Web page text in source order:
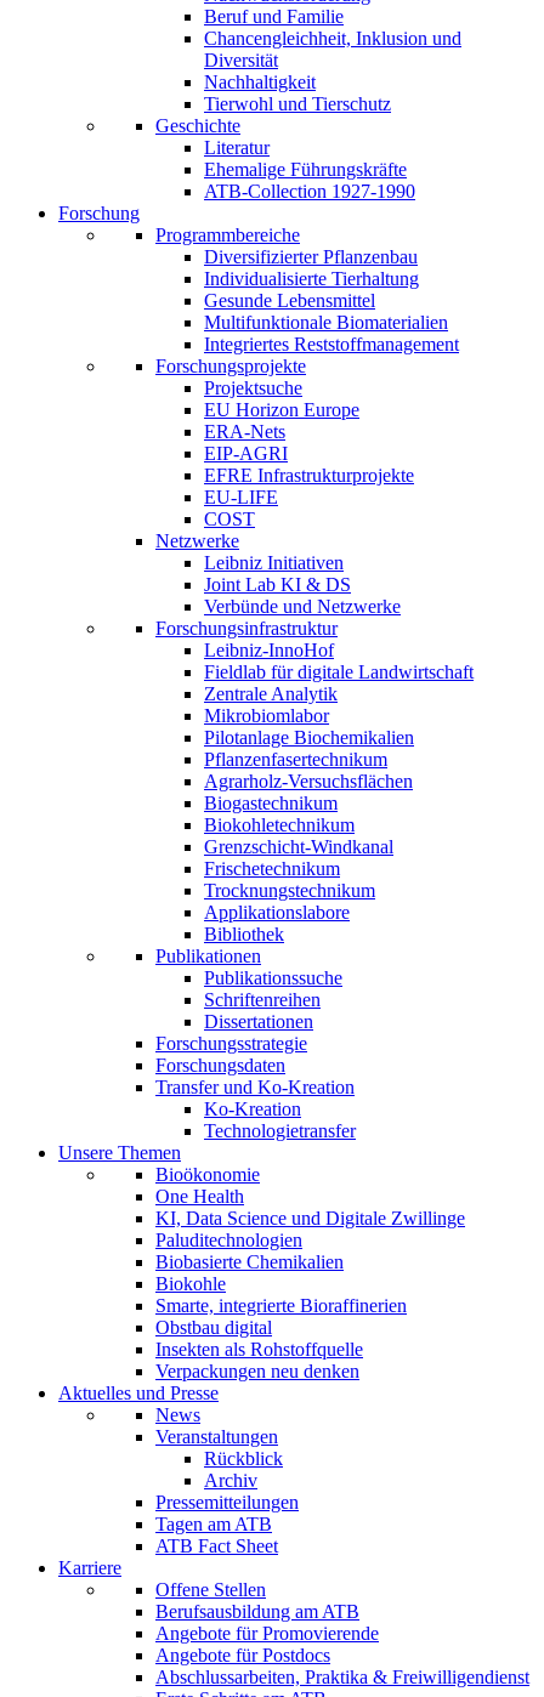
Beruf und Familie
Chancengleichheit, Inklusion und
Diversität
Nachhaltigkeit
Tierwohl und Tierschutz
Geschichte
Literatur
Ehemalige Führungskräfte
ATB-Collection 1927-1990
Forschung
Programmbereiche
Diversifizierter Pflanzenbau
Individualisierte Tierhaltung
Gesunde Lebensmittel
Multifunktionale Biomaterialien
Integriertes Reststoffmanagement
Forschungsprojekte
Projektsuche
EU Horizon Europe
ERA-Nets
EIP-AGRI
EFRE Infrastrukturprojekte
EU-LIFE
COST
Netzwerke
Leibniz Initiativen
Joint Lab KI & DS
Verbünde und Netzwerke
Forschungsinfrastruktur
Leibniz-InnoHof
Fieldlab für digitale Landwirtschaft
Zentrale Analytik
Mikrobiomlabor
Pilotanlage Biochemikalien
Pflanzenfasertechnikum
Agrarholz-Versuchsflächen
Biogastechnikum
Biokohletechnikum
Grenzschicht-Windkanal
Frischetechnikum
Trocknungstechnikum
Applikationslabore
Bibliothek
Publikationen
Publikationssuche
Schriftenreihen
Dissertationen
Forschungsstrategie
Forschungsdaten
Transfer und Ko-Kreation
Ko-Kreation
Technologietransfer
Unsere Themen
Bioökonomie
One Health
KI, Data Science und Digitale Zwillinge
Paluditechnologien
Biobasierte Chemikalien
Biokohle
Smarte, integrierte Bioraffinerien
Obstbau digital
Insekten als Rohstoffquelle
Verpackungen neu denken
Aktuelles und Presse
News
Veranstaltungen
Rückblick
Archiv
Pressemitteilungen
Tagen am ATB
ATB Fact Sheet
Karriere
Offene Stellen
Berufsausbildung am ATB
Angebote für Promovierende
Angebote für Postdocs
Abschlussarbeiten, Praktika & Freiwilligendienst